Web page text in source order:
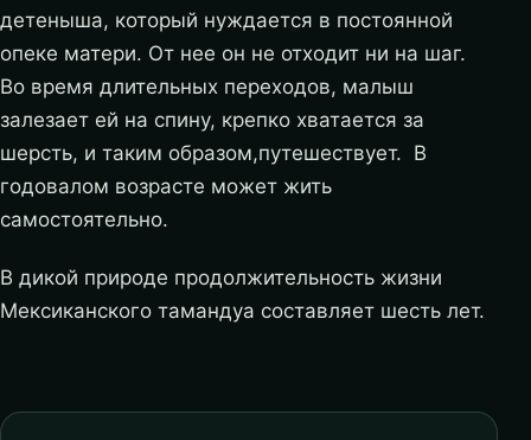
детеныша, который нуждается в постоянной
опеке матери. От нее он не отходит ни на шаг.
Во время длительных переходов, малыш
залезает ей на спину, крепко хватается за
шерсть, и таким образом,путешествует. В
годовалом возрасте может жить
самостоятельно.
В дикой природе продолжительность жизни
Мексиканского тамандуа составляет шесть лет.